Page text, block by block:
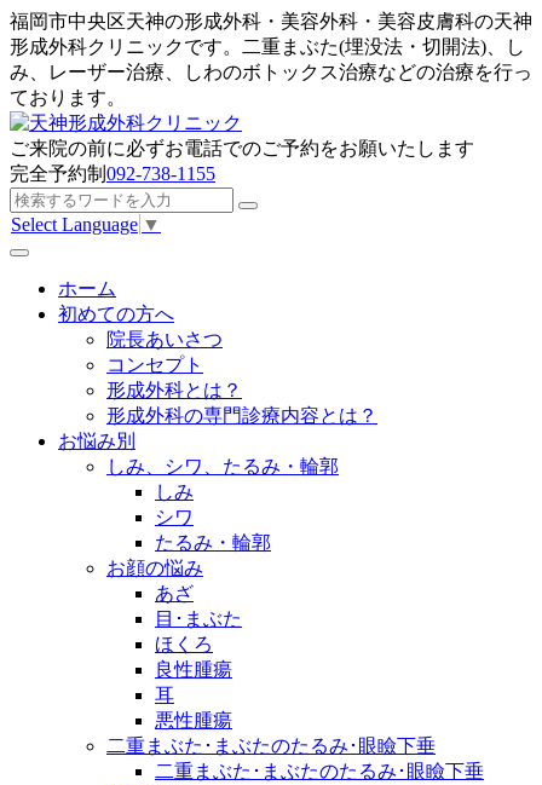
福岡市中央区天神の形成外科・美容外科・美容皮膚科の天神
形成外科クリニックです。二重まぶた(埋没法・切開法)、し
み、レーザー治療、しわのボトックス治療などの治療を行っ
ております。
ご来院の前に必ずお電話でのご予約をお願いたします
完全予約制 092-738-1155
Select Language ▼
ホーム
初めての方へ
院長あいさつ
コンセプト
形成外科とは？
形成外科の専門診療内容とは？
お悩み別
しみ、シワ、たるみ・輪郭
しみ
シワ
たるみ・輪郭
お顔の悩み
あざ
目･まぶた
ほくろ
良性腫瘍
耳
悪性腫瘍
二重まぶた･まぶたのたるみ･眼瞼下垂
二重まぶた･まぶたのたるみ･眼瞼下垂